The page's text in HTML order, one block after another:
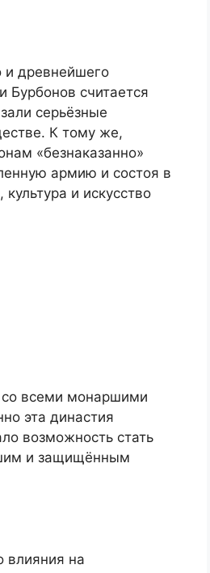
и древнейшего
считается
серьёзные
К тому же,
«безнаказанно»
армию и состоя в
и искусство
со всеми монаршими
эта династия
возможность стать
и защищённым
влияния на